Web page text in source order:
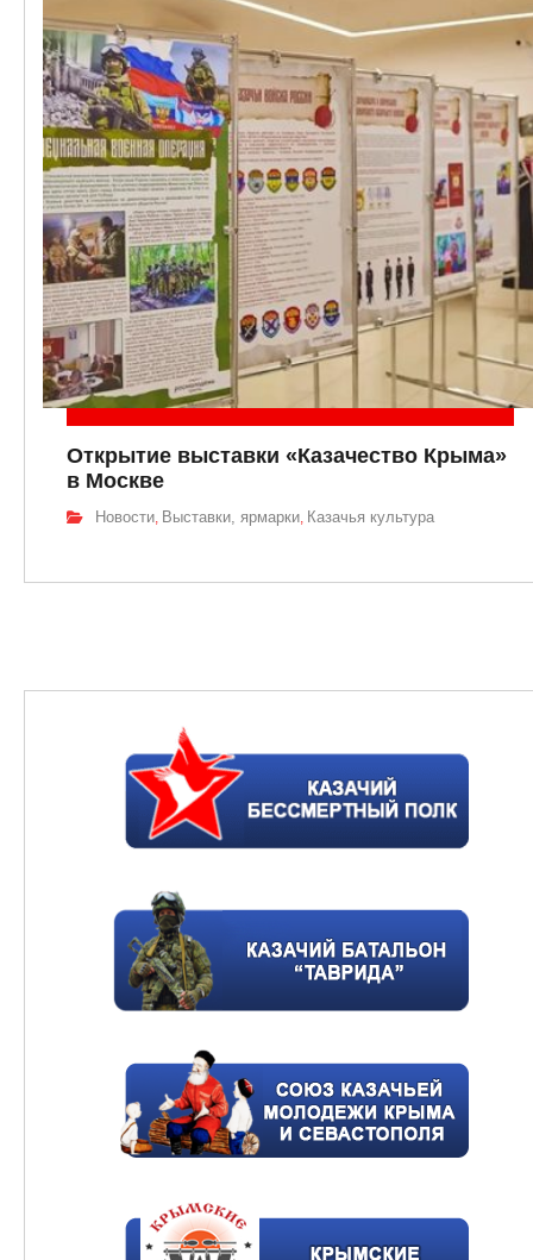
Открытие выставки «Казачество Крыма»
в Москве
Новости, Выставки, ярмарки, Казачья культура